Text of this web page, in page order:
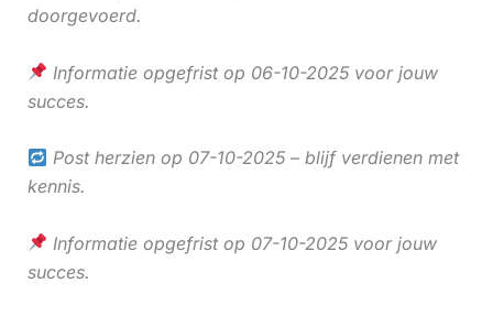
doorgevoerd.
Informatie opgefrist op 06-10-2025 voor jouw
succes.
Post herzien op 07-10-2025 – blijf verdienen met
kennis.
Informatie opgefrist op 07-10-2025 voor jouw
succes.